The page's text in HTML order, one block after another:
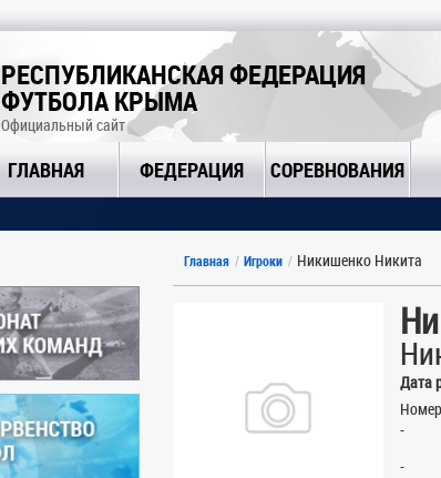
РЕСПУБЛИКАНСКАЯ ФЕДЕРАЦИЯ
ФУТБОЛА КРЫМА
Официальный сайт
ГЛАВНАЯ ФЕДЕРАЦИЯ СОРЕВНОВАНИЯ
Главная Игроки Никишенко Никита
Дата
Номер
-
-